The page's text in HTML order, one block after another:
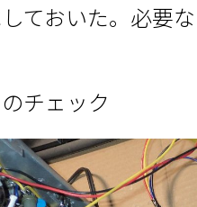
ておいた。必要
チェック